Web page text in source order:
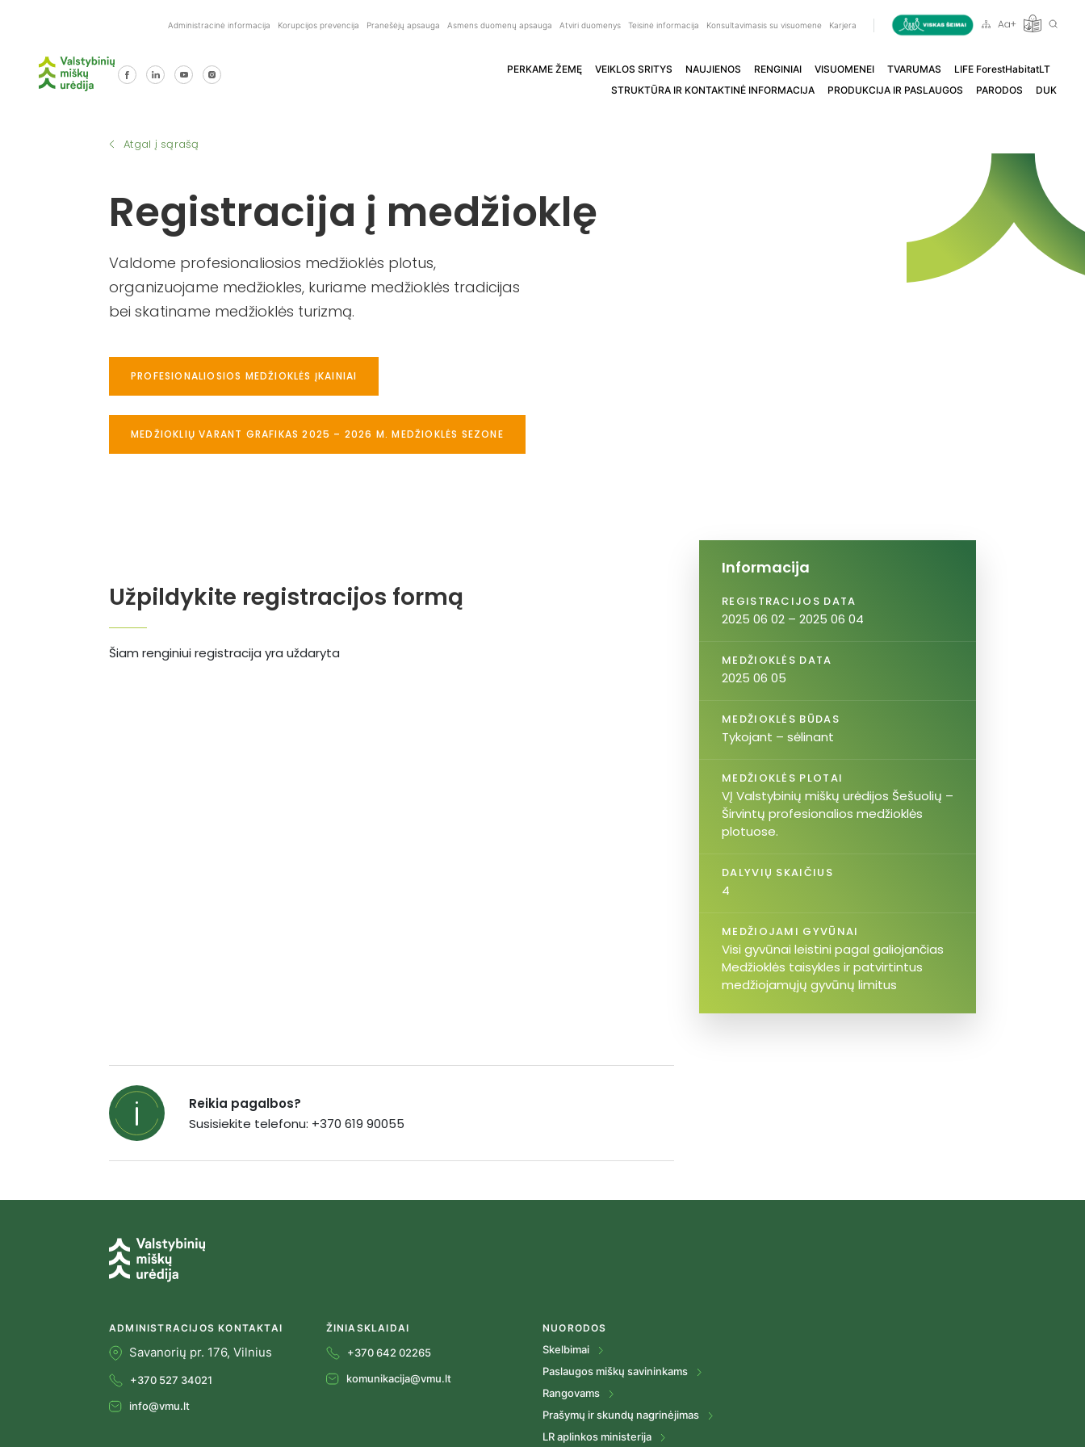
Administracinė informacija Korupcijos prevencija Pranešėjų apsauga Asmens duomenų apsauga Atviri duomenys Teisinė informacija Konsultavimasis su visuomene Karjera
PERKAME ŽEMĘ VEIKLOS SRITYS NAUJIENOS RENGINIAI VISUOMENEI TVARUMAS
LIFE ForestHabitatLT
STRUKTŪRA IR KONTAKTINĖ INFORMACIJA
PRODUKCIJA IR PASLAUGOS PARODOS DUK
Atgal į sąrašą
Registracija į medžioklę
Valdome profesionaliosios medžioklės plotus,
organizuojame medžiokles, kuriame medžioklės tradicijas
bei skatiname medžioklės turizmą.
PROFESIONALIOSIOS MEDŽIOKLĖS ĮKAINIAI
MEDŽIOKLIŲ VARANT GRAFIKAS 2025 – 2026 M. MEDŽIOKLĖS SEZONE
Užpildykite registracijos formą
Šiam renginiui registracija yra uždaryta
Informacija
REGISTRACIJOS DATA
2025 06 02 – 2025 06 04
MEDŽIOKLĖS DATA
2025 06 05
MEDŽIOKLĖS BŪDAS
Tykojant – sėlinant
MEDŽIOKLĖS PLOTAI
VĮ Valstybinių miškų urėdijos Šešuolių –
Širvintų profesionalios medžioklės
plotuose.
DALYVIŲ SKAIČIUS
4
MEDŽIOJAMI GYVŪNAI
Visi gyvūnai leistini pagal galiojančias
Medžioklės taisykles ir patvirtintus
medžiojamųjų gyvūnų limitus
Reikia pagalbos?
Susisiekite telefonu: +370 619 90055
ADMINISTRACIJOS KONTAKTAI
Savanorių pr. 176, Vilnius
+370 527 34021
info@vmu.lt
ŽINIASKLAIDAI
+370 642 02265
komunikacija@vmu.lt
NUORODOS
Skelbimai
Paslaugos miškų savininkams
Rangovams
Prašymų ir skundų nagrinėjimas
LR aplinkos ministerija